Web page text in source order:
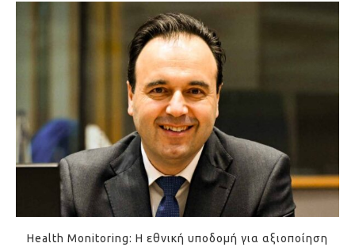
Health Monitoring: Η εθνική υποδομή για αξιοποίηση